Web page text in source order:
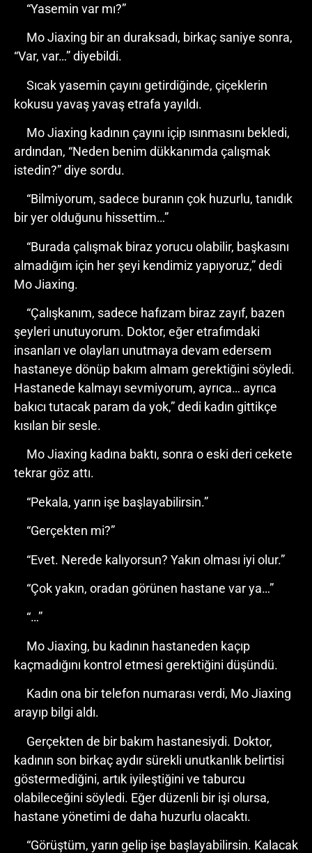
“Yasemin var mı?”
Mo Jiaxing bir an duraksadı, birkaç saniye sonra,
“Var, var…” diyebildi.
Sıcak yasemin çayını getirdiğinde, çiçeklerin
kokusu yavaş yavaş etrafa yayıldı.
Mo Jiaxing kadının çayını içip ısınmasını bekledi,
ardından, “Neden benim dükkanımda çalışmak
istedin?” diye sordu.
“Bilmiyorum, sadece buranın çok huzurlu, tanıdık
bir yer olduğunu hissettim…”
“Burada çalışmak biraz yorucu olabilir, başkasını
almadığım için her şeyi kendimiz yapıyoruz,” dedi
Mo Jiaxing.
“Çalışkanım, sadece hafızam biraz zayıf, bazen
şeyleri unutuyorum. Doktor, eğer etrafımdaki
insanları ve olayları unutmaya devam edersem
hastaneye dönüp bakım almam gerektiğini söyledi.
Hastanede kalmayı sevmiyorum, ayrıca… ayrıca
bakıcı tutacak param da yok,” dedi kadın gittikçe
kısılan bir sesle.
Mo Jiaxing kadına baktı, sonra o eski deri cekete
tekrar göz attı.
“Pekala, yarın işe başlayabilirsin.”
“Gerçekten mi?”
“Evet. Nerede kalıyorsun? Yakın olması iyi olur.”
“Çok yakın, oradan görünen hastane var ya…”
“…”
Mo Jiaxing, bu kadının hastaneden kaçıp
kaçmadığını kontrol etmesi gerektiğini düşündü.
Kadın ona bir telefon numarası verdi, Mo Jiaxing
arayıp bilgi aldı.
Gerçekten de bir bakım hastanesiydi. Doktor,
kadının son birkaç aydır sürekli unutkanlık belirtisi
göstermediğini, artık iyileştiğini ve taburcu
olabileceğini söyledi. Eğer düzenli bir işi olursa,
hastane yönetimi de daha huzurlu olacaktı.
“Görüştüm, yarın gelip işe başlayabilirsin. Kalacak